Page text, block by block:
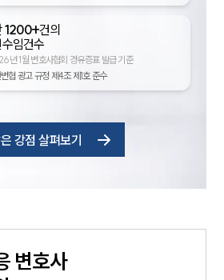
센터소개
대륜의 강점
오시는 길
벌 파트너 로펌
고객의 소리
AI대륜
법률정보
법률지식인
고객후기
1200+건의
임건수
년 1월 변호사협회 경유증표 발급 기준
협 광고 규정 제4조 제1호 준수
강점 살펴보기
변호사